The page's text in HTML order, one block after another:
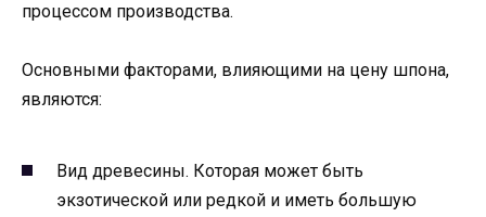
процессом производства.
Основными факторами, влияющими на цену шпона,
являются:
Вид древесины. Которая может быть
экзотической или редкой и иметь большую